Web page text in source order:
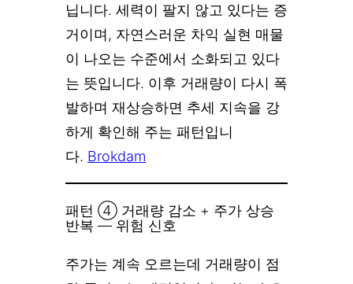
닙니다. 세력이 팔지 않고 있다는 증
거이며, 자연스러운 차익 실현 매물
이 나오는 수준에서 소화되고 있다
는 뜻입니다. 이후 거래량이 다시 폭
발하며 재상승하면 추세 지속을 강
하게 확인해 주는 패턴입니
다. Brokdam
패턴 ④ 거래량 감소 + 주가 상승
반복 — 위험 신호
주가는 계속 오르는데 거래량이 점